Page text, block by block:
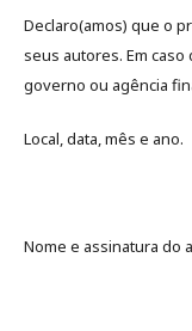
Declaro(amos) que o
seus autores. Em
governo ou agência
Local, data, mês e ano.
Nome e assinatura do